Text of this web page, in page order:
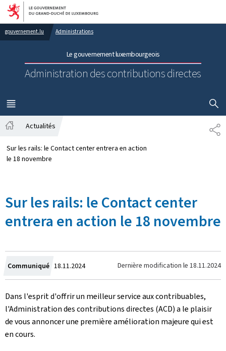
Aller au menu principal
Aller au contenu
gouvernement.lu Administrations
Le gouvernement luxembourgeois
Administration des contributions directes
MENU
PRINCIPAL
Actualités
Sur les rails: le Contact center entrera en action
le 18 novembre
Sur les rails: le Contact center
entrera en action le 18 novembre
Communiqué Crée
le
18.11.2024 Dernière modification le 18.11.2024
Dans l'esprit d'offrir un meilleur service aux contribuables,
l'Administration des contributions directes (ACD) a le plaisir
de vous annoncer une première amélioration majeure qui est
en cours.